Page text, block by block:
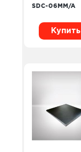
SDC-06MM/A
Купить